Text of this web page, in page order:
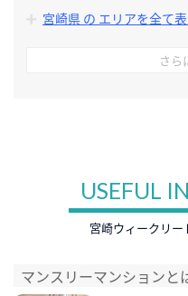
宮崎県 の エリアを全て
さら
USEFUL
宮崎ウィークリ
マンスリーマンションと